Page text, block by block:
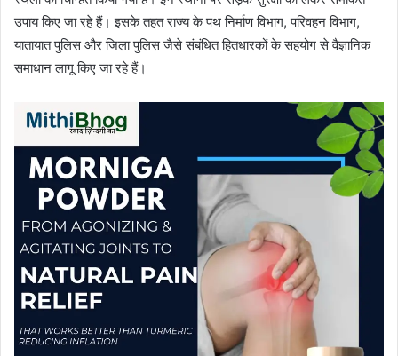
उपाय किए जा रहे हैं। इसके तहत राज्य के पथ निर्माण विभाग, परिवहन विभाग,
यातायात पुलिस और जिला पुलिस जैसे संबंधित हितधारकों के सहयोग से वैज्ञानिक
समाधान लागू किए जा रहे हैं।